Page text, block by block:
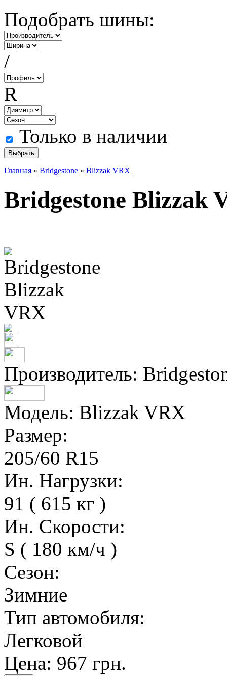
Подобрать шины:
/
R
Только в наличии
Главная » Bridgestone » Blizzak VRX
Bridgestone Blizzak
Производитель:
Модель: Blizzak VRX
Размер:
205/60 R15
Ин. Нагрузки:
91 ( 615 кг )
Ин. Скорости:
S ( 180 км/ч )
Сезон:
Зимние
Тип автомобиля:
Легковой
Цена: 967 грн.